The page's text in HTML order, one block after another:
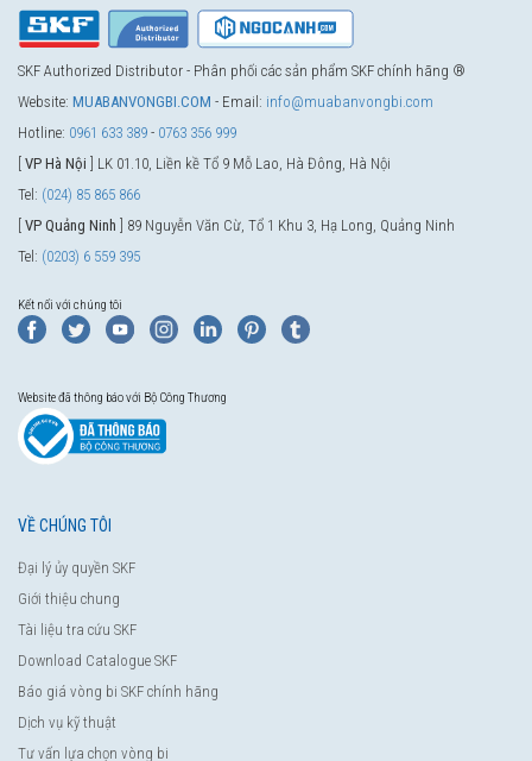
SKF Authorized Distributor - Phân phối các sản phẩm SKF chính hãng ®
Website: MUABANVONGBI.COM - Email: info@muabanvongbi.com
Hotline: 0961 633 389 - 0763 356 999
VP Hà Nội ] LK 01.10, Liền kề Tổ 9 Mỗ Lao, Hà Đông, Hà Nội
Tel: (024) 85 865 866
VP Quảng Ninh ] 89 Nguyễn Văn Cừ, Tổ 1 Khu 3, Hạ Long, Quảng Ninh
Tel: (0203) 6 559 395
Kết nối với chúng tôi
Website đã thông báo với Bộ Công Thương
VỀ CHÚNG TÔI
Đại lý ủy quyền SKF
Giới thiệu chung
Tài liệu tra cứu SKF
Download Catalogue SKF
Báo giá vòng bi SKF chính hãng
Dịch vụ kỹ thuật
Tư vấn lựa chọn vòng bi